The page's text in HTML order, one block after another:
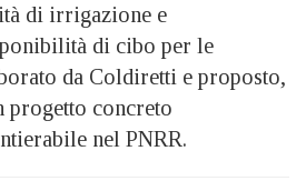
di irrigazione e
di cibo per le
da Coldiretti e proposto,
progetto concreto
nel PNRR.